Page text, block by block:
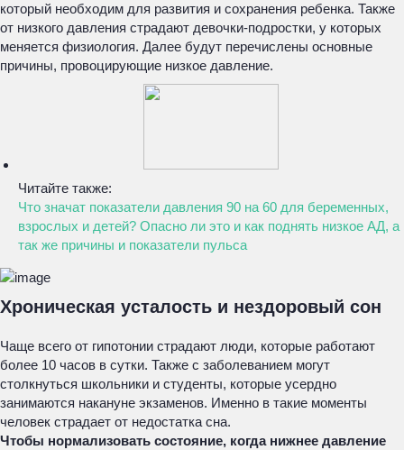
который необходим для развития и сохранения ребенка. Также
от низкого давления страдают девочки-подростки, у которых
меняется физиология. Далее будут перечислены основные
причины, провоцирующие низкое давление.
Читайте также:
Что значат показатели давления 90 на 60 для беременных,
взрослых и детей? Опасно ли это и как поднять низкое АД, а
так же причины и показатели пульса
Хроническая усталость и нездоровый сон
Чаще всего от гипотонии страдают люди, которые работают
более 10 часов в сутки. Также с заболеванием могут
столкнуться школьники и студенты, которые усердно
занимаются накануне экзаменов. Именно в такие моменты
человек страдает от недостатка сна.
Чтобы нормализовать состояние, когда нижнее давление